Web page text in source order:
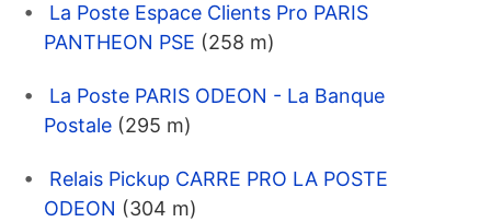
La Poste Espace Clients Pro PARIS
PANTHEON PSE (258 m)
La Poste PARIS ODEON - La Banque
Postale (295 m)
Relais Pickup CARRE PRO LA POSTE
ODEON (304 m)